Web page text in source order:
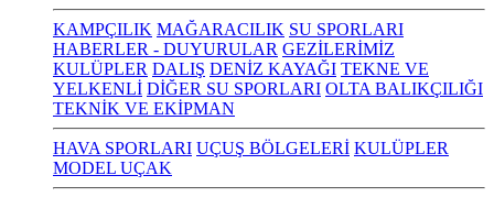
KAMPÇILIK MAĞARACILIK SU SPORLARI
HABERLER - DUYURULAR GEZİLERİMİZ
KULÜPLER DALIŞ DENİZ KAYAĞI TEKNE VE
YELKENLİ DİĞER SU SPORLARI OLTA BALIKÇILIĞI
TEKNİK VE EKİPMAN
HAVA SPORLARI UÇUŞ BÖLGELERİ KULÜPLER
MODEL UÇAK